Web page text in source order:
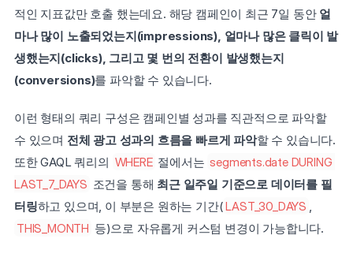
적인 지표값만 호출 했는데요. 해당 캠페인이 최근 7일 동안 얼
마나 많이 노출되었는지(impressions), 얼마나 많은 클릭이 발
생했는지(clicks), 그리고 몇 번의 전환이 발생했는지
(conversions)를 파악할 수 있습니다.
이런 형태의 쿼리 구성은 캠페인별 성과를 직관적으로 파악할
수 있으며 전체 광고 성과의 흐름을 빠르게 파악할 수 있습니다.
또한 GAQL 쿼리의 WHERE 절에서는 segments.date DURING
LAST_7_DAYS 조건을 통해 최근 일주일 기준으로 데이터를 필
터링하고 있으며, 이 부분은 원하는 기간(LAST_30_DAYS
THIS_MONTH 등)으로 자유롭게 커스텀 변경이 가능합니다.